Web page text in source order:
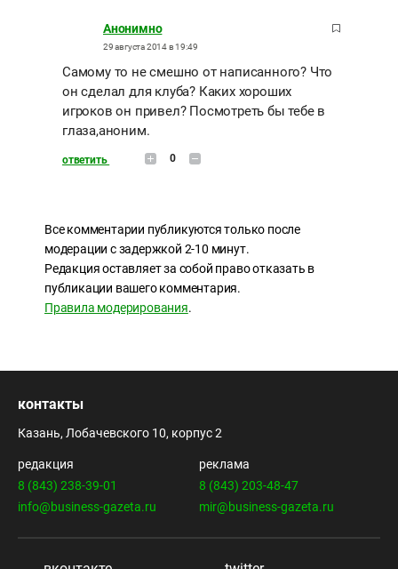
Анонимно
29 августа 2014 в 19:49
Самому то не смешно от написанного? Что
он сделал для клуба? Каких хороших
игроков он привел? Посмотреть бы тебе в
глаза,аноним.
ответить 0
Все комментарии публикуются только после
модерации с задержкой 2-10 минут.
Редакция оставляет за собой право отказать в
публикации вашего комментария.
Правила модерирования.
контакты
Казань, Лобачевского 10, корпус 2
редакция
8 (843) 238-39-01
info@business-gazeta.ru
реклама
8 (843) 203-48-47
mir@business-gazeta.ru